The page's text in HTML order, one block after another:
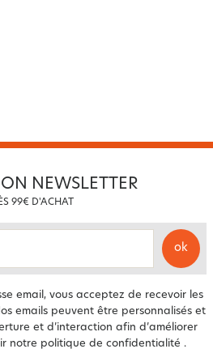
NEWSLETTER
99€ D'ACHAT
ok
email, vous acceptez de recevoir les
emails peuvent être personnalisés et
et d’interaction afin d’améliorer
notre politique de confidentialité .